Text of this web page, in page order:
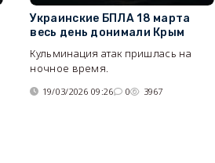
Украинские БПЛА 18 марта
весь день донимали Крым
Кульминация атак пришлась на
ночное время.
19/03/2026 09:26 0 3967